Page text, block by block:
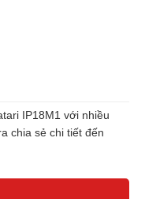
IP18M1 với nhiều
chia sẻ chi tiết đến